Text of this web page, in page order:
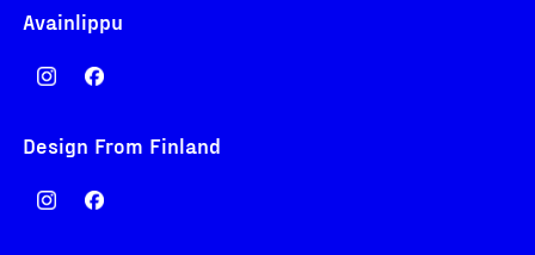
Avainlippu
Design From Finland